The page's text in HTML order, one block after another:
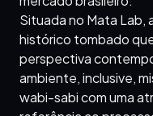
Situada no Mata Lab,
histórico tombado
perspectiva
ambiente, inclusive,
wabi-sabi com uma